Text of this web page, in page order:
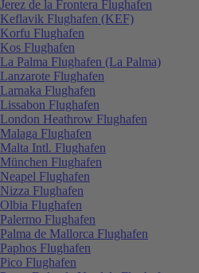
Jerez de la Frontera Flughafen
Keflavik Flughafen (KEF)
Korfu Flughafen
Kos Flughafen
La Palma Flughafen (La Palma)
Lanzarote Flughafen
Larnaka Flughafen
Lissabon Flughafen
London Heathrow Flughafen
Malaga Flughafen
Malta Intl. Flughafen
München Flughafen
Neapel Flughafen
Nizza Flughafen
Olbia Flughafen
Palermo Flughafen
Palma de Mallorca Flughafen
Paphos Flughafen
Pico Flughafen